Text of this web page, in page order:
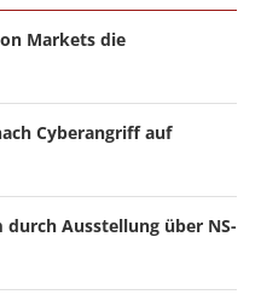
Markets die
Cyberangriff auf
Ausstellung über NS-